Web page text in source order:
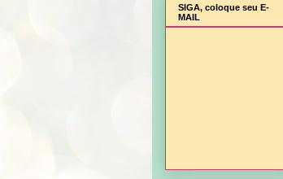
SIGA, coloque seu E-
MAIL